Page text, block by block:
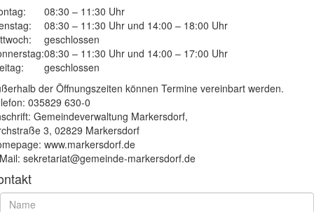
08:30 – 11:30 Uhr
08:30 – 11:30 Uhr und 14:00 – 18:00 Uhr
geschlossen
08:30 – 11:30 Uhr und 14:00 – 17:00 Uhr
geschlossen
der Öffnungszeiten können Termine vereinbart werden.
035829 630-0
Gemeindeverwaltung Markersdorf,
3, 02829 Markersdorf
www.markersdorf.de
sekretariat@gemeinde-markersdorf.de